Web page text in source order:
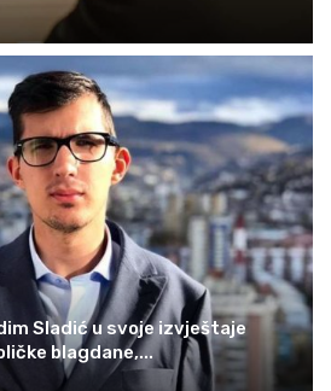
Sladić u svoje izvještaje
blagdane,...